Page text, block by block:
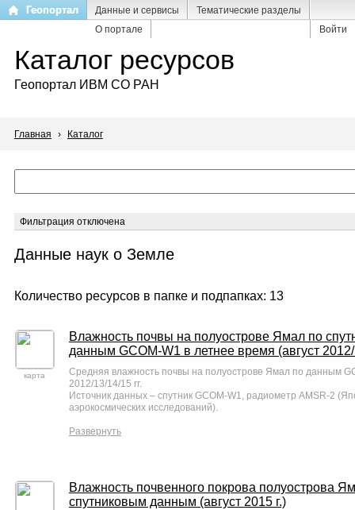
Перейти
содержанию
Геопортал Данные и сервисы
Тематические разделы
О портале
Войти
Каталог ресурсов
Геопортал ИВМ СО РАН
Главная › Каталог
Фильтрация отключена
Данные наук о Земле
Количество ресурсов в папке и подпапках: 13
карта
Влажность почвы на полуострове Ямал по
данным GCOM-W1 в летнее время (август 2012/
Средняя влажность почвы на полуострове Ямал по данным
2012/13/14/15 гг.
Источник данных – спутник GCOM-W1, радиометр AMSR-2
аэрокосмических исследований).
Развернуть
Влажность почвенного покрова полуострова
спутниковым данным (август 2015 г.)